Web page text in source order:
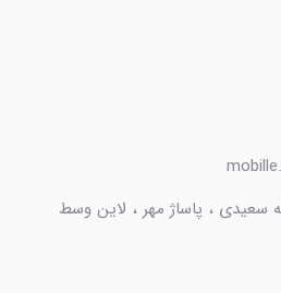
سعیدی ، پاساژ مهر ، لاین وسط